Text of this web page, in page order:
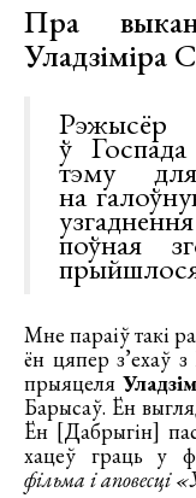
Пра
Уладзіміра
ў
тэму
на
поўная
Мне параіў такі
ён цяпер з’ехаў з
прыяцеля
Барысаў. Ён
Ён [Дабрыгін]
хацеў граць у
фільма і